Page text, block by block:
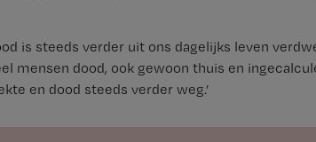
is steeds verder uit ons dagelijks leven
mensen dood, ook gewoon thuis en
en dood steeds verder weg.’